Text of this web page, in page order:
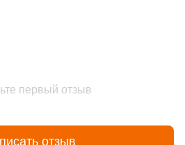
первый отзыв
отзыв